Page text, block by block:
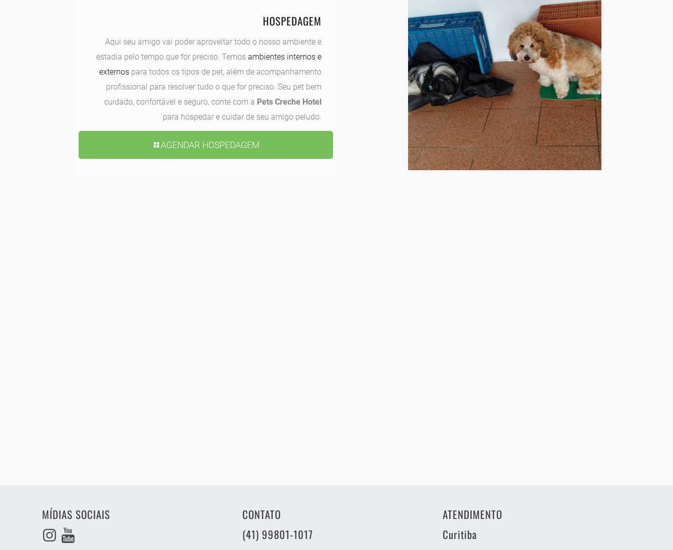
HOSPEDAGEM
Aqui seu amigo vai poder aproveitar todo o nosso ambiente e
estadia pelo tempo que for preciso. Temos ambientes internos e
externos para todos os tipos de pet, além de acompanhamento
profissional para resolver tudo o que for preciso. Seu pet bem
cuidado, confortável e seguro, conte com a Pets Creche Hotel
para hospedar e cuidar de seu amigo peludo.
AGENDAR HOSPEDAGEM
MÍDIAS SOCIAIS
CONTATO
(41) 99801-1017
ATENDIMENTO
Curitiba